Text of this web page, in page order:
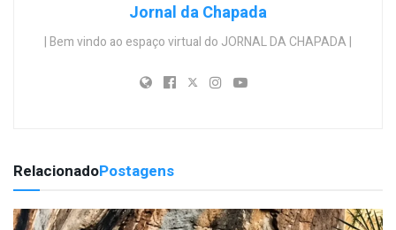
Jornal da Chapada
| Bem vindo ao espaço virtual do JORNAL DA CHAPADA |
RelacionadoPostagens